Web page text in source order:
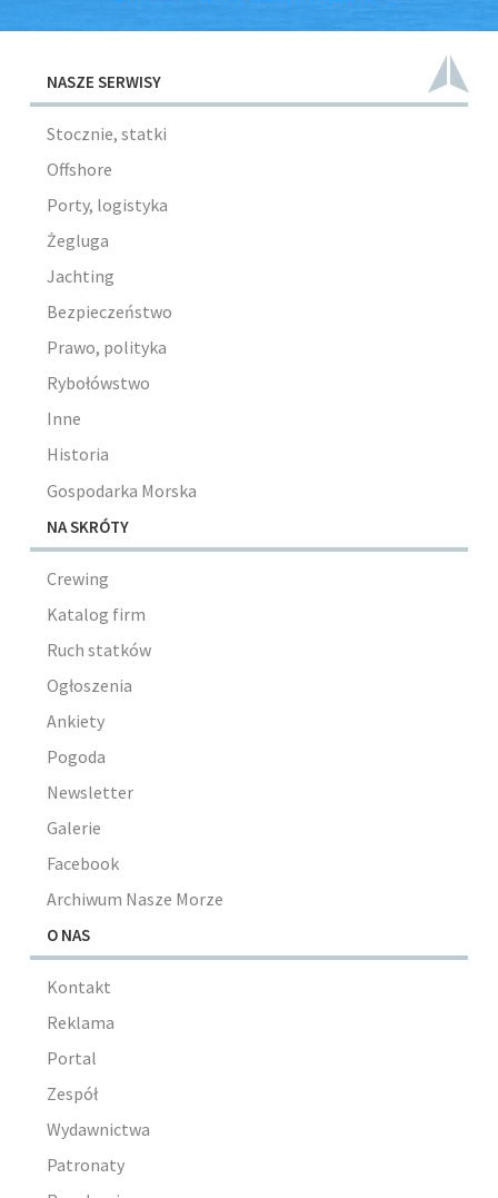
NASZE SERWISY
Stocznie, statki
Offshore
Porty, logistyka
Żegluga
Jachting
Bezpieczeństwo
Prawo, polityka
Rybołówstwo
Inne
Historia
Gospodarka Morska
NA SKRÓTY
Crewing
Katalog firm
Ruch statków
Ogłoszenia
Ankiety
Pogoda
Newsletter
Galerie
Facebook
Archiwum Nasze Morze
O NAS
Kontakt
Reklama
Portal
Zespół
Wydawnictwa
Patronaty